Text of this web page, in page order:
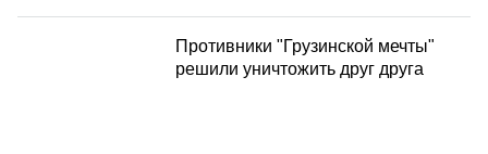
Противники "Грузинской мечты"
решили уничтожить друг друга